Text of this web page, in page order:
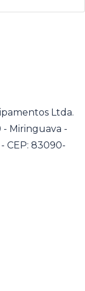
Ltda.
- Miringuava -
CEP: 83090-